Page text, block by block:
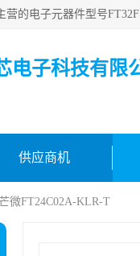
电子科技有限
供应商机
微FT24C02A-KLR-T